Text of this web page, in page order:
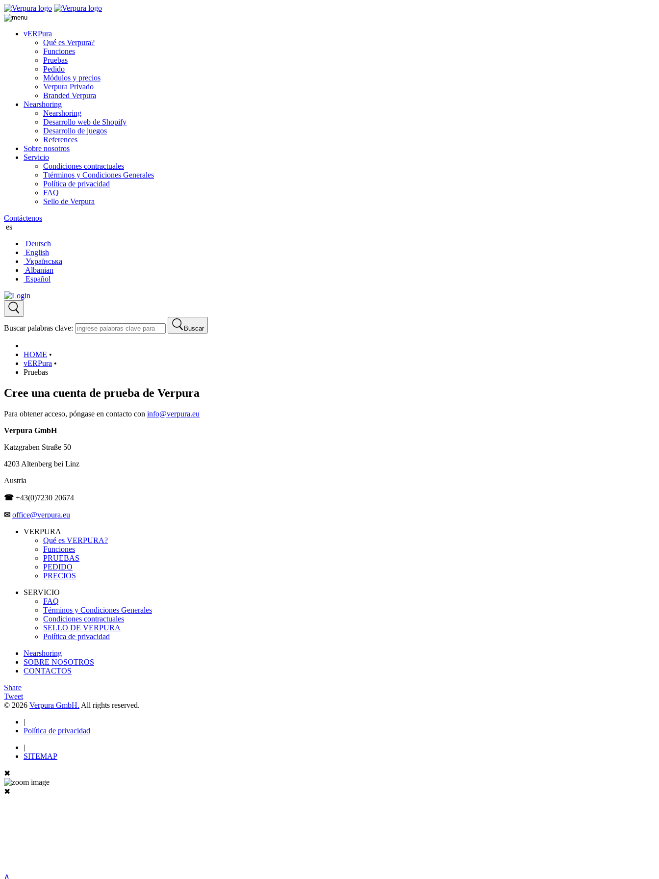
vERPura
Qué es Verpura?
Funciones
Pruebas
Pedido
Módulos y precios
Verpura Privado
Branded Verpura
Nearshoring
Nearshoring
Desarrollo web de Shopify
Desarrollo de juegos
References
Sobre nosotros
Servicio
Condiciones contractuales
Ttérminos y Condiciones Generales
Política de privacidad
FAQ
Sello de Verpura
Contáctenos
es
Deutsch
English
Українська
Albanian
Español
Buscar palabras clave: Buscar
HOME •
vERPura •
Pruebas
Cree una cuenta de prueba de Verpura
Para obtener acceso, póngase en contacto con info@verpura.eu
Verpura GmbH
Katzgraben Straße 50
4203 Altenberg bei Linz
Austria
☎ +43(0)7230 20674
✉ office@verpura.eu
VERPURA
Qué es VERPURA?
Funciones
PRUEBAS
PEDIDO
PRECIOS
SERVICIO
FAQ
Términos y Condiciones Generales
Condiciones contractuales
SELLO DE VERPURA
Política de privacidad
Nearshoring
SOBRE NOSOTROS
CONTACTOS
Share
Tweet
© 2026 Verpura GmbH. All rights reserved.
|
Política de privacidad
|
SITEMAP
✖
✖
∧